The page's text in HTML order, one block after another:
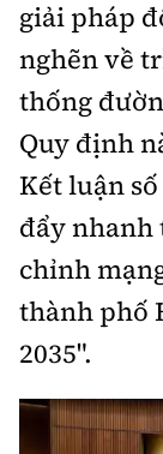
giải pháp
nghẽn về
thống
Quy định
Kết luận
đẩy
chỉnh
thành phố
2035".